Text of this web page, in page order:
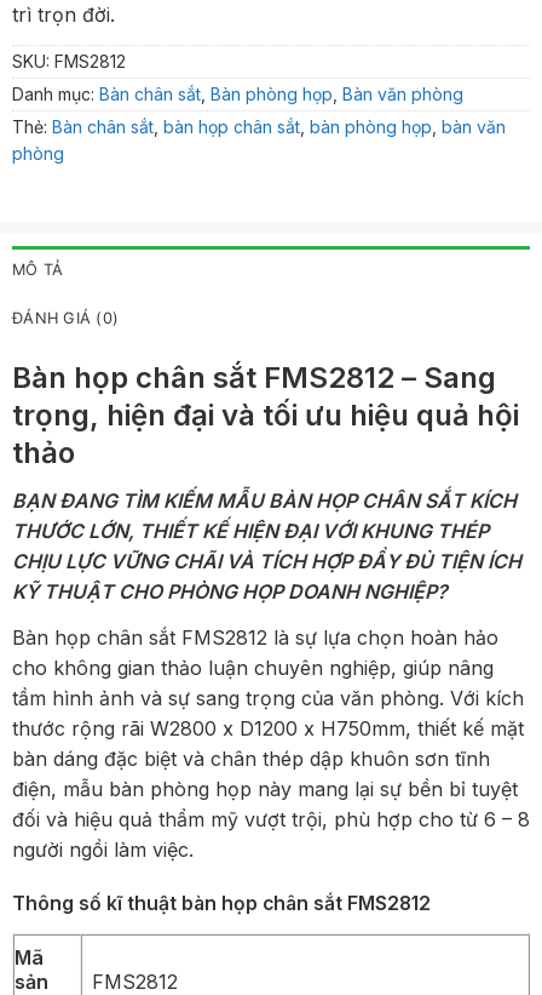
trì trọn đời.
SKU: FMS2812
Danh mục: Bàn chân sắt Bàn phòng họp Bàn văn phòng
Thẻ: Bàn chân sắt bàn họp chân sắt bàn phòng họp bàn văn
phòng
MÔ TẢ
ĐÁNH GIÁ (0)
Bàn họp chân sắt FMS2812 – Sang
trọng, hiện đại và tối ưu hiệu quả hội
thảo
BẠN ĐANG TÌM KIẾM MẪU BÀN HỌP CHÂN SẮT KÍCH
THƯỚC LỚN, THIẾT KẾ HIỆN ĐẠI VỚI KHUNG THÉP
CHỊU LỰC VỮNG CHÃI VÀ TÍCH HỢP ĐẦY ĐỦ TIỆN ÍCH
KỸ THUẬT CHO PHÒNG HỌP DOANH NGHIỆP?
Bàn họp chân sắt FMS2812 là sự lựa chọn hoàn hảo
cho không gian thảo luận chuyên nghiệp, giúp nâng
tầm hình ảnh và sự sang trọng của văn phòng. Với kích
thước rộng rãi W2800 x D1200 x H750mm, thiết kế mặt
bàn dáng đặc biệt và chân thép dập khuôn sơn tĩnh
điện, mẫu bàn phòng họp này mang lại sự bền bỉ tuyệt
đối và hiệu quả thẩm mỹ vượt trội, phù hợp cho từ 6 – 8
người ngồi làm việc.
Thông số kĩ thuật bàn họp chân sắt FMS2812
Mã
sản
FMS2812